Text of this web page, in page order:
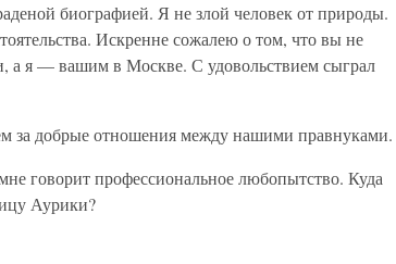
биографией. Я не злой человек от природы.
Искренне сожалею о том, что вы не
а я — вашим в Москве. С удовольствием сыграл
за добрые отношения между нашими правнуками.
говорит профессиональное любопытство. Куда
Аурики?